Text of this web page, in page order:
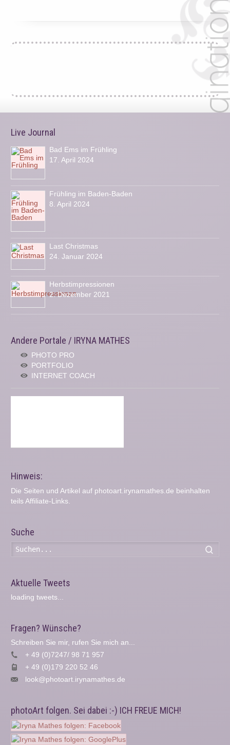
Live Journal
Bad Ems im Frühling
17. April 2024
Frühling im Baden-Baden
8. April 2024
Last Christmas
24. Januar 2024
Herbstimpressionen
2. Dezember 2021
Andere Portale / IRYNA MATHES
PHOTO PRO
PORTFOLIO
INTERNET COACH
Hinweis:
Die Seiten und Artikel auf photoart.irynamathes.de beinhalten
teils Affiliate-Links.
Suche
Aktuelle Tweets
loading tweets...
Fragen? Wünsche?
Schreiben Sie mir, rufen Sie mich an...
+ 49 (0)7247/ 98 71 957
+ 49 (0)179 220 52 46
look@photoart.irynamathes.de
photoArt folgen. Sei dabei :-) ICH FREUE MICH!